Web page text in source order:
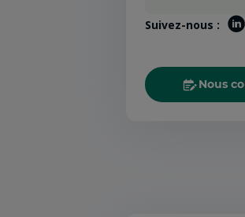
Suivez-nous :
Nous